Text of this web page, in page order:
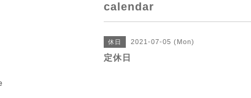
calendar
休日 2021-07-05 (Mon)
定休日